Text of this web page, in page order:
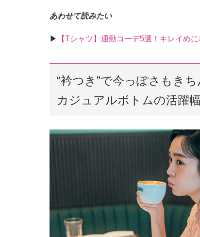
あわせて読みたい
▶︎ 【Tシャツ】通勤コーデ5選！キレイめ
“衿つき”で今っぽさもきち
カジュアルボトムの活躍